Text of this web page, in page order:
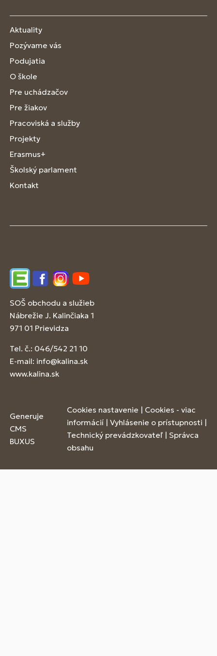
Aktuality
Pozývame vás
Podujatia
O škole
Pre uchádzačov
Pre žiakov
Pracoviská a služby
Projekty
Erasmus+
Školský parlament
Kontakt
EdupageFacebookInstagram
YouTube
SOŠ obchodu a služieb
Nábrežie J. Kalinčiaka 1
971 01 Prievidza
Tel. č.: 046/542 21 10
E-mail: info@kalina.sk
www.kalina.sk
Generuje
CMS
BUXUS
Cookies nastavenie | Cookies - viac
informácií | Vyhlásenie o prístupnosti |
Technický prevádzkovateľ | Správca
obsahu